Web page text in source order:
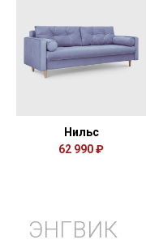
Нильс
62 990 ₽
ЭНГВИК